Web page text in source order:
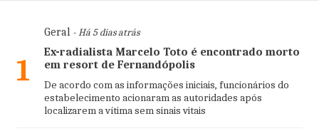
1
Geral- Há 5 dias atrás
Ex-radialista Marcelo Toto é encontrado morto
em resort de Fernandópolis
De acordo com as informações iniciais, funcionários do
estabelecimento acionaram as autoridades após
localizarem a vítima sem sinais vitais